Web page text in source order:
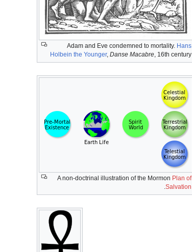
Adam and Eve condemned to mortality. Hans
Holbein the Younger, Danse Macabre , 16th century
A non-doctrinal illustration of the Mormon Plan of
Salvation